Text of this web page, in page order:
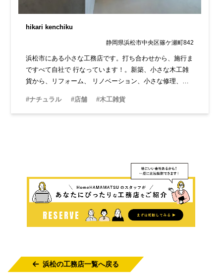
hikari kenchiku
静岡県浜松市中央区篠ケ瀬町842
浜松市にある小さな工務店です。打ち合わせから、施行ま
ですべて自社で 行なっています！。新築、小さな木工雑
貨から、リフォーム、 リノベーション、小さな修理、幅
#ナチュラル #店舗 #木工雑貨
浜松の工務店一覧へ戻る